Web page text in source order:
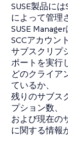
SUSE製品には
によって管理
SUSE Manager
SCCアカウン
サブスクリプ
ポートを実行
どのクライア
ているか、
残りのサブス
プション数、
および現在の
に関する情報